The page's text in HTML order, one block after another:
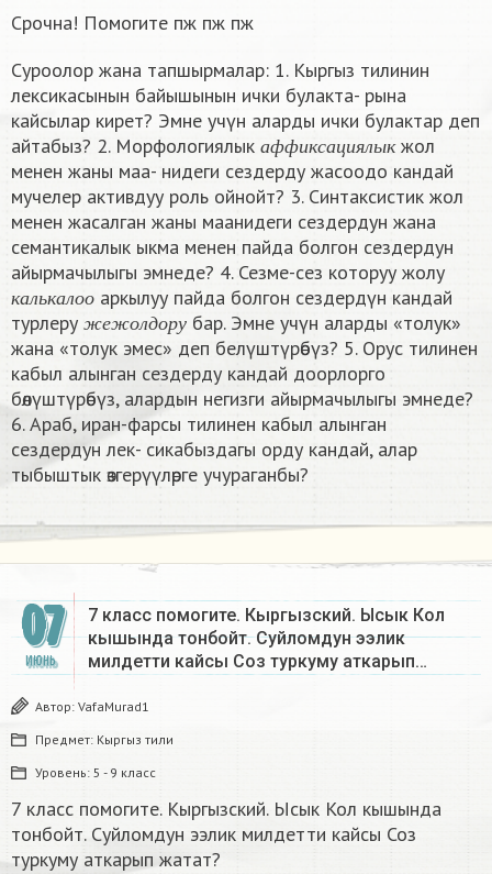
Срочна! Помогите пж пж пж
Суроолор жана тапшырмалар: 1. Кыргыз тилинин
лексикасынын байышынын ички булакта- рына
кайсылар кирет? Эмне учүн аларды ички булактар деп
айтабыз? 2. Морфологиялык
а ф ф и кс а ц иял ык
аффик саци ялык
жол
менен жаны маа- нидеги сездерду жасоодо кандай
мучелер активдуу роль ойнойт? 3. Синтаксистик жол
менен жасалган жаны маанидеги сездердун жана
семантикалык ыкма менен пайда болгон сездердун
айырмачылыгы эмнеде? 4. Сезме-сез которуу жолу
кал ькал о о
калькалооаркылуу пайда болгон сездердүн кандай
турлеру
ж е ж ол д о р у
ж ежолдор у бар. Эмне учүн аларды «толук»
жана «толук эмес» деп белүштүрөбүз? 5. Орус тилинен
кабыл алынган сездерду кандай доорлорго
бөлүштүрөбүз, алардын негизги айырмачылыгы эмнеде?
6. Aраб, иран-фарсы тилинен кабыл алынган
сездердун лек- сикабыздагы орду кандай, алар
тыбыштык өзгерүүлөрге учураганбы?
07
ИЮНЬ
7 класс помогите. Кыргызский. Ысык Кол
кышында тонбойт. Суйломдун ээлик
милдетти кайсы Соз туркуму аткарып…
Автор: VafaMurad1
Предмет: Кыргыз тили
Уровень: 5 - 9 класс
7 класс помогите. Кыргызский. Ысык Кол кышында
тонбойт. Суйломдун ээлик милдетти кайсы Соз
туркуму аткарып жатат? ​